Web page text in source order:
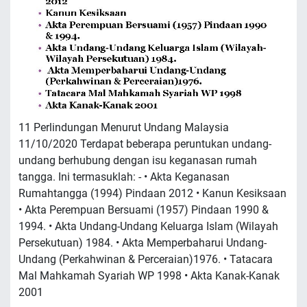
11 Perlindungan Menurut Undang Malaysia
11/10/2020 Terdapat beberapa peruntukan undang-
undang berhubung dengan isu keganasan rumah
tangga. Ini termasuklah: - • Akta Keganasan
Rumahtangga (1994) Pindaan 2012 • Kanun Kesiksaan
• Akta Perempuan Bersuami (1957) Pindaan 1990 &
1994. • Akta Undang-Undang Keluarga Islam (Wilayah
Persekutuan) 1984. • Akta Memperbaharui Undang-
Undang (Perkahwinan & Perceraian)1976. • Tatacara
Mal Mahkamah Syariah WP 1998 • Akta Kanak-Kanak
2001